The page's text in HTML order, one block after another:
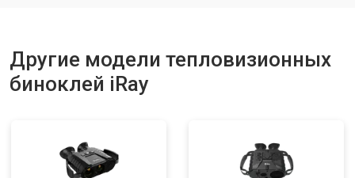
Другие модели тепловизионных
биноклей iRay